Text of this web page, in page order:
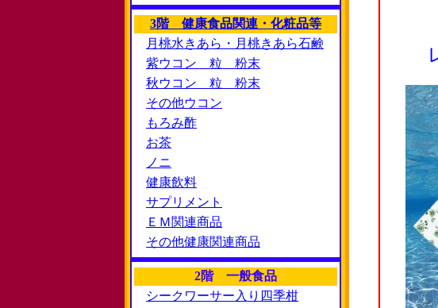
3階 健康食品関連・化粧品等
月桃水きあら・月桃きあら石鹸
紫ウコン 粒 粉末
秋ウコン 粒 粉末
その他ウコン
もろみ酢
お茶
ノニ
健康飲料
サプリメント
ＥＭ関連商品
その他健康関連商品
2階 一般食品
シークワーサー入り四季柑